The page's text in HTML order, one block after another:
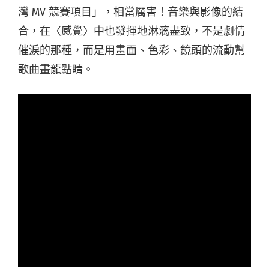
灣 MV 競賽項目」，相當厲害！音樂與影像的結
合，在〈感覺〉中也發揮地淋漓盡致，不是劇情
催淚的那種，而是用畫面、色彩、鏡頭的流動幫
歌曲畫龍點睛。